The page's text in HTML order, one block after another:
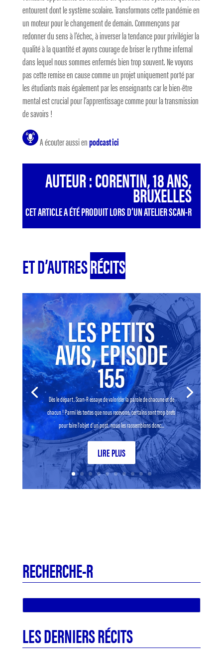
entourent dont le système scolaire. Transformons cette pandémie en
un moteur pour le changement de demain. Commençons par
redonner du sens à l’échec, à inverser la tendance pour privilégier la
qualité à la quantité et ayons courage de briser le rythme infernal
dans lequel nous sommes enfermés bien trop souvent. Ne voyons
pas cette remise en cause comme un projet uniquement porté par
les étudiants mais également par les enseignants car le bien-être
mental est crucial pour l’apprentissage comme pour la transmission
de savoirs !
A écouter aussi enpodcast ici
AUTEUR : CORENTIN, 18 ANS,
BRUXELLES
CET ARTICLE A ÉTÉ PRODUIT LORS D’UN ATELIER SCAN-R
ET D’AUTRESRÉCITS
LES PETITS
AVIS, EPISODE
155
Dès le départ, Scan-R essaye de valoriser la parole de chacune et de
chacun ! Parmi les textes que nous recevons, certains sont trop brefs
pour faire l’objet d’un post, nous les rassemblons donc...
LIRE PLUS
RECHERCHE-R
LES DERNIERS RÉCITS